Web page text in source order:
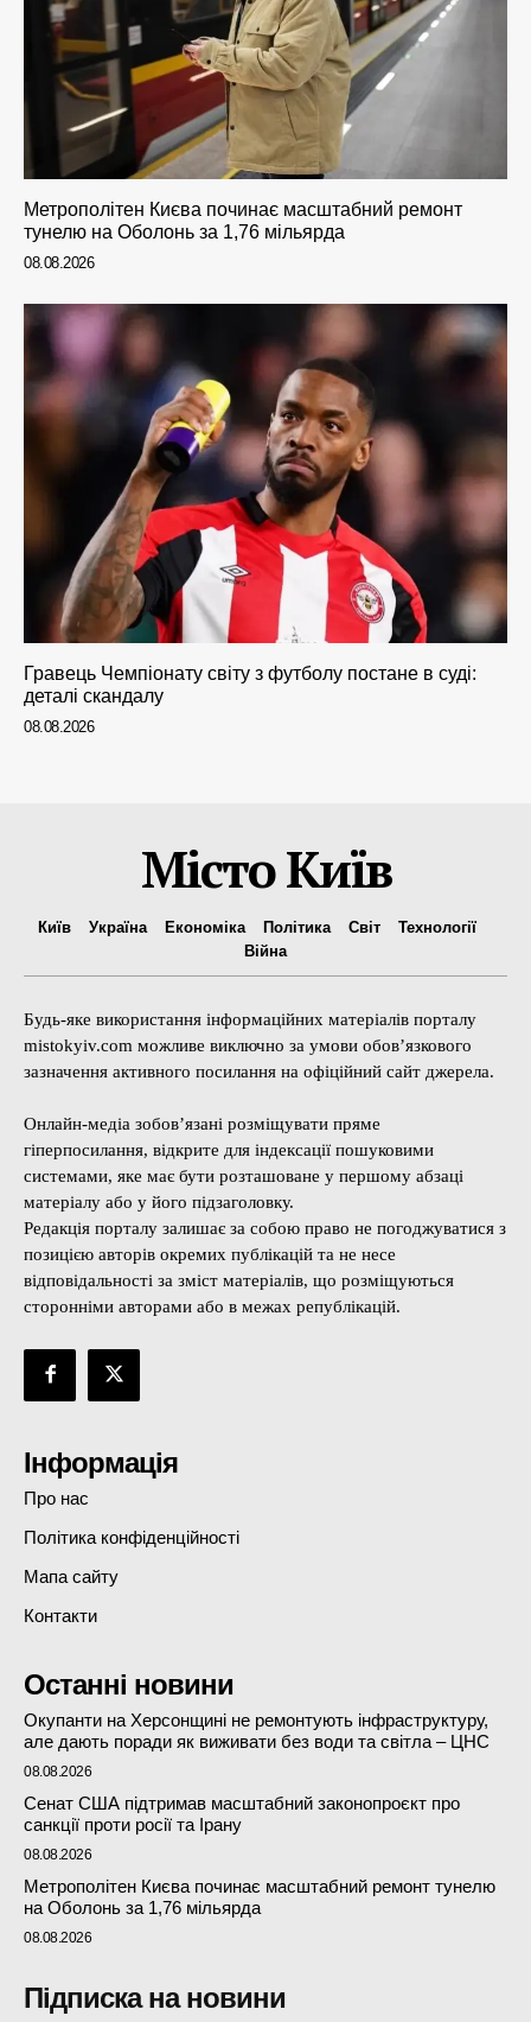
Метрополітен Києва починає масштабний ремонт
тунелю на Оболонь за 1,76 мільярда
08.08.2026
Гравець Чемпіонату світу з футболу постане в суді:
деталі скандалу
08.08.2026
Місто Київ
Київ Україна Економіка Політика Світ
Технології
Війна
Будь-яке використання інформаційних матеріалів порталу
mistokyiv.com можливе виключно за умови обов’язкового
зазначення активного посилання на офіційний сайт джерела.
Онлайн-медіа зобов’язані розміщувати пряме
гіперпосилання, відкрите для індексації пошуковими
системами, яке має бути розташоване у першому абзаці
матеріалу або у його підзаголовку.
Редакція порталу залишає за собою право не погоджуватися з
позицією авторів окремих публікацій та не несе
відповідальності за зміст матеріалів, що розміщуються
сторонніми авторами або в межах републікацій.
Інформація
Про нас
Політика конфіденційності
Мапа сайту
Контакти
Останні новини
Окупанти на Херсонщині не ремонтують інфраструктуру,
але дають поради як виживати без води та світла – ЦНС
08.08.2026
Сенат США підтримав масштабний законопроєкт про
санкції проти росії та Ірану
08.08.2026
Метрополітен Києва починає масштабний ремонт тунелю
на Оболонь за 1,76 мільярда
08.08.2026
Підписка на новини